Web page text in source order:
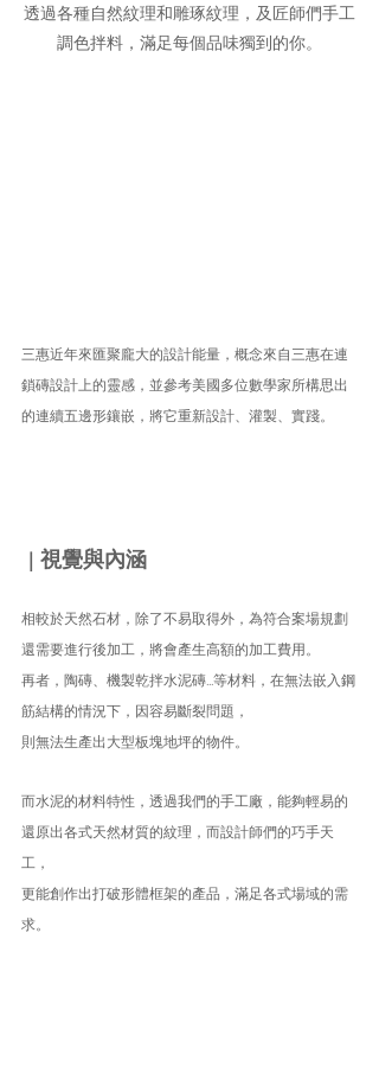
透過各種自然紋理和雕琢紋理，及匠師們手工
調色拌料，滿足每個品味獨到的你。
三惠近年來匯聚龐大的設計能量，概念來自三惠在連
鎖磚設計上的靈感，並參考美國多位數學家所構思出
的連續五邊形鑲嵌，將它重新設計、灌製、實踐。
｜ 視覺與內涵
相較於天然石材，除了不易取得外，為符合案場規劃
還需要進行後加工，將會產生高額的加工費用。
再者，陶磚、機製乾拌水泥磚...等材料，在無法嵌入鋼
筋結構的情況下，因容易斷裂問題，
則無法生產出大型板塊地坪的物件。
而水泥的材料特性，透過我們的手工廠，能夠輕易的
還原出各式天然材質的紋理，而設計師們的巧手天
工，
更能創作出打破形體框架的產品，滿足各式場域的需
求。